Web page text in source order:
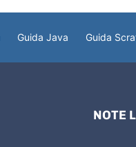
Guida Java Guida
NOTE